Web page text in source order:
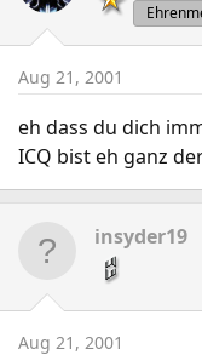
Aug 21, 2001
eh dass du dich
ICQ bist eh ganz
insyder19
Aug 21, 2001